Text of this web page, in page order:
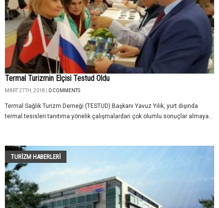
Termal Turizmin Elçisi Testud Oldu
MART 27TH, 2018 | 0 COMMENTS
Termal Sağlık Turizm Derneği (TESTUD) Başkanı Yavuz Yılık, yurt dışında
termal tesisleri tanıtıma yönelik çalışmalardan çok olumlu sonuçlar almaya...
TURIZM HABERLERI